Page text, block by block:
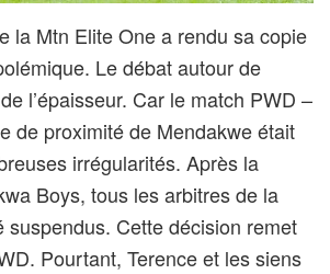
la Mtn Elite One a rendu sa copie
Le débat autour de
l’épaisseur. Car le match PWD –
de proximité de Mendakwe était
irrégularités. Après la
Boys, tous les arbitres de la
suspendus. Cette décision remet
Pourtant, Terence et les siens